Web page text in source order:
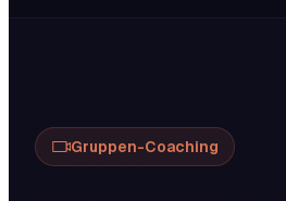
Gruppen-Coaching